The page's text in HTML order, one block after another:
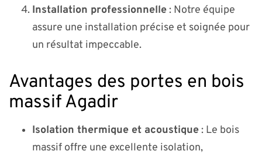
Installation professionnelle: Notre équipe
assure une installation précise et soignée pour
un résultat impeccable.
Avantages des portes en bois
massif Agadir
Isolation thermique et acoustique: Le bois
massif offre une excellente isolation,